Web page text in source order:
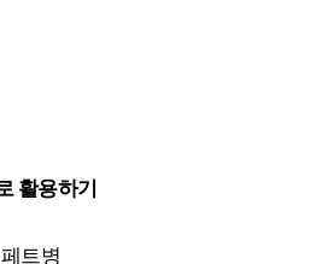
활용하기
트병